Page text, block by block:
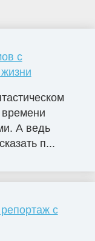
с
времени
А ведь
п...
с